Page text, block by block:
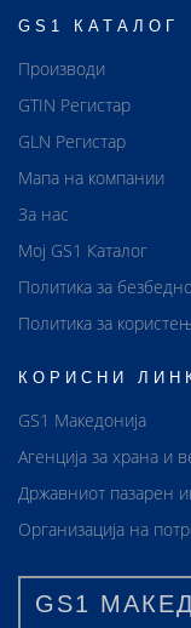
GS1 КАТАЛОГ
Производи
GTIN Регистар
GLN Регистар
Мапа на компании
За нас
Мој GS1 Каталог
Политика за
Политика за
КОРИСНИ
GS1 Македонија
Агенција за храна и
Државниот пазарен
Организација на
GS1